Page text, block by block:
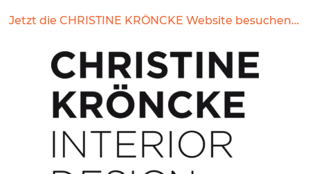
Jetzt die CHRISTINE KRÖNCKE Website besuchen…